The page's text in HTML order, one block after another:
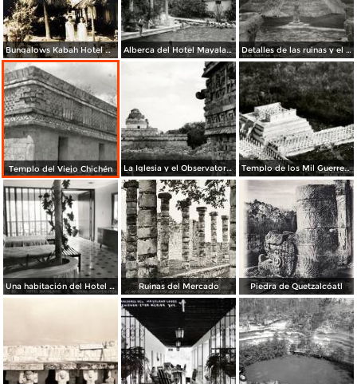
Bungalows Kabah Hotel Mayaland. Alberca del Hotel Mayaland Detalles de las ruinas y el castillo
Templo del Viejo Chichén La Iglesia y el Observatorio Templo de los Mil Guerreros
Una habitación del Hotel Mayaland Ruinas del Mercado Piedra de Quetzalcóatl